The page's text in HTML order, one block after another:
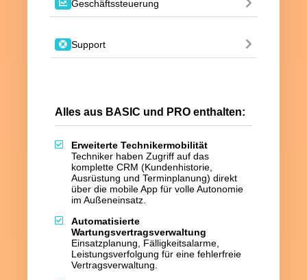
Geschäftssteuerung
Support
Alles aus BASIC und PRO enthalten:
Erweiterte Technikermobilität
Techniker haben Zugriff auf das
komplette CRM (Kundenhistorie,
Ausrüstung und Terminplanung) direkt
über die mobile App für volle Autonomie
im Außeneinsatz.
Automatisierte
Wartungsvertragsverwaltung
Einsatzplanung, Fälligkeitsalarme,
Leistungsverfolgung für eine fehlerfreie
Vertragsverwaltung.